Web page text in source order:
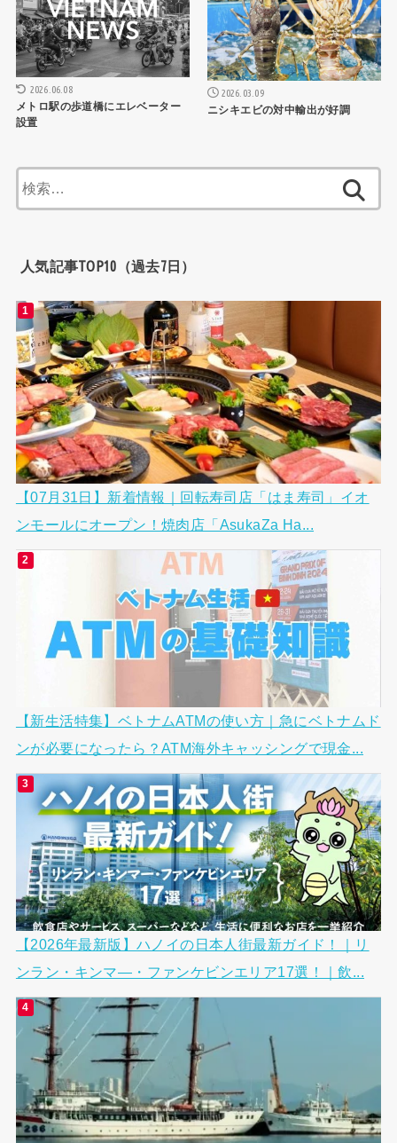
2026.06.08
メトロ駅の歩道橋にエレベーター
設置
2026.03.09
ニシキエビの対中輸出が好調
索:
人気記事TOP10（過去7日）
【07月31日】新着情報｜回転寿司店「はま寿司」イオ
ンモールにオープン！焼肉店「AsukaZa Ha...
【新生活特集】ベトナムATMの使い方｜急にベトナムド
ンが必要になったら？ATM海外キャッシングで現金...
【2026年最新版】ハノイの日本人街最新ガイド！｜リ
ンラン・キンマ―・ファンケビンエリア17選！｜飲...